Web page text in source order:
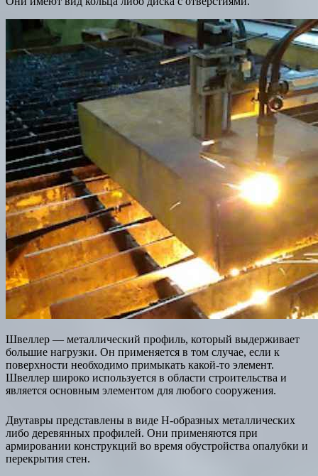
Швеллер — металлический профиль, который выдерживает
большие нагрузки. Он применяется в том случае, если к
поверхности необходимо примыкать какой-то элемент.
Швеллер широко используется в области строительства и
является основным элементом для любого сооружения.
Двутавры представлены в виде Н-образных металлических
либо деревянных профилей. Они применяются при
армировании конструкций во время обустройства опалубки и
перекрытия стен.